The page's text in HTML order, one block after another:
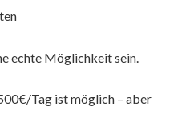
echte Möglichkeit sein.
Tag ist möglich – aber